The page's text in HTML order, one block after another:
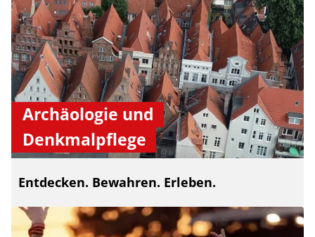
Archäologie und
Denkmalpflege
Entdecken. Bewahren. Erleben.